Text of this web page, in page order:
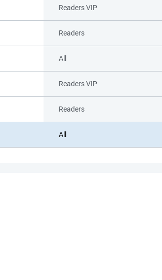
Readers VIP
Readers
All
Readers VIP
Readers
All